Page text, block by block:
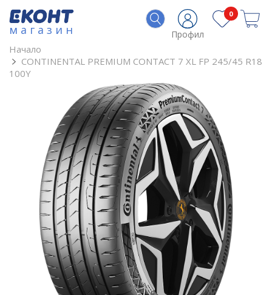
магазин Профил
0
Начало
CONTINENTAL PREMIUM CONTACT 7 XL FP 245/45 R18
100Y